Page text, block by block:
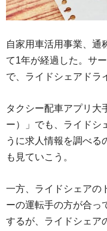
自家用車活用事業、通
て1年が経過した。サ
で、ライドシェアドラ
タクシー配車アプリ大
ー）」でも、ライドシ
うに求人情報を調べる
も見ていこう。
一方、ライドシェアの
ーの運転手の方が合っ
するが、ライドシェア